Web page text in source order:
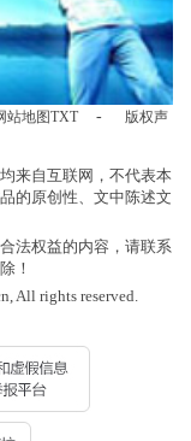
站地图TXT -
版权声
来自互联网，不代表本
的原创性、文中陈述文
法权益的内容，请联系
！
All rights reserved.